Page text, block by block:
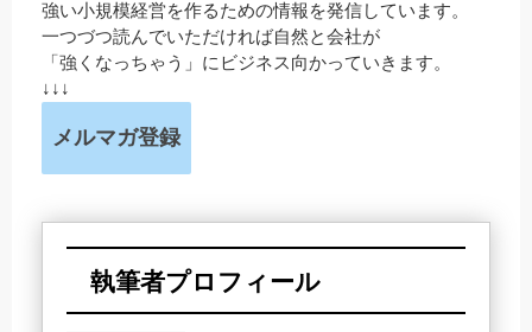
強い小規模経営を作るための情報を発信しています。
一つづつ読んでいただければ自然と会社が
「強くなっちゃう」にビジネス向かっていきます。
↓↓↓
メルマガ登録
執筆者プロフィール